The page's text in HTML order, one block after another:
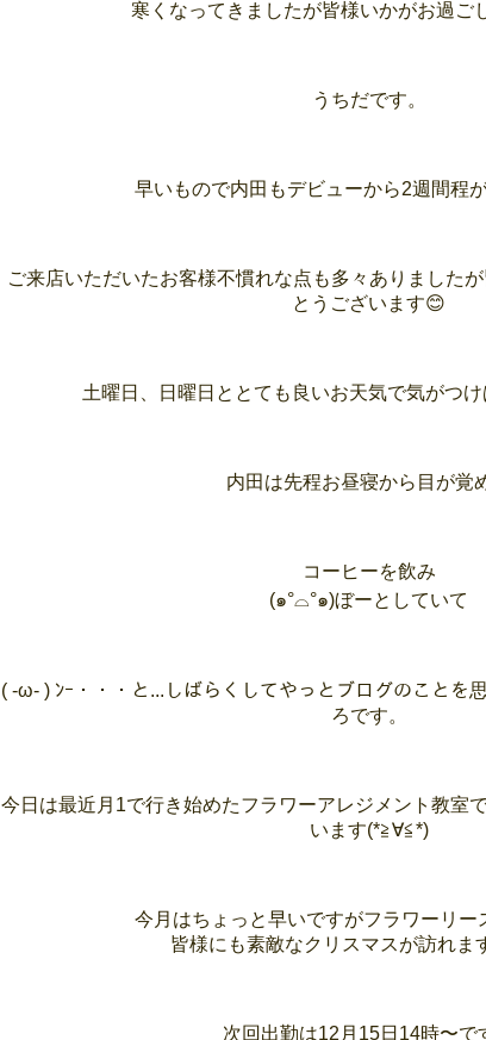
寒くなってきましたが皆様いかがお過ご
うちだです。
早いもので内田もデビューから2週間程
ご来店いただいたお客様不慣れな点も多々ありました
とうございます😊
土曜日、日曜日ととても良いお天気で気がつけ
内田は先程お昼寝から目が覚
コーヒーを飲み
(๑°⌓︎°๑)ぼーとしていて
( -ω- ) ﾝｰ・・・と...しばらくしてやっとブログのことを
ろです。
今日は最近月1で行き始めたフラワーアレジメント教室
います(*≧∀≦*)
今月はちょっと早いですがフラワーリー
皆様にも素敵なクリスマスが訪れま
次回出勤は12月15日14時〜で